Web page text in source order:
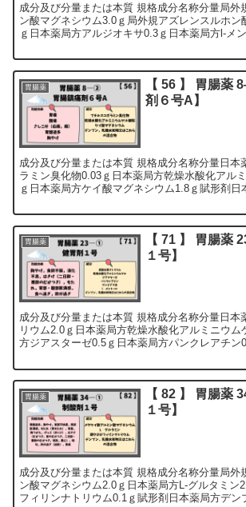
成分及び分量または本質 規格成分名称分量局外
ン酸マグネシウム3.0ｇ局外規アズレンスルホン
ｇ日本薬局方アルジオキサ0.3ｇ日本薬局方l‐メ
胃腸薬
【 56 】 胃腸
剤６号A】
成分及び分量または本質 規格成分名称分量日本
ラミン臭化物0.03ｇ日本薬局方乾燥水酸化アル
ｇ日本薬局方ケイ酸マグネシウム1.8ｇ賦形剤日
胃腸薬
【 71 】 胃腸薬
１号】
成分及び分量または本質 規格成分名称分量日本
リウム2.0ｇ日本薬局方乾燥水酸化アルミニウム
方ジアスターゼ0.5ｇ日本薬局方パンクレアチン
胃腸薬
【 82 】 胃腸薬
１号】
成分及び分量または本質 規格成分名称分量局外
ン酸マグネシウム2.0ｇ日本薬局方L‐グルタミン
フィリンナトリウム0.1ｇ賦形剤日本薬局方デン